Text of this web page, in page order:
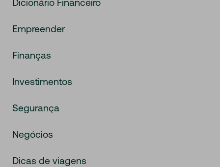
Dicionário Financeiro
Empreender
Finanças
Investimentos
Segurança
Negócios
Dicas de viagens